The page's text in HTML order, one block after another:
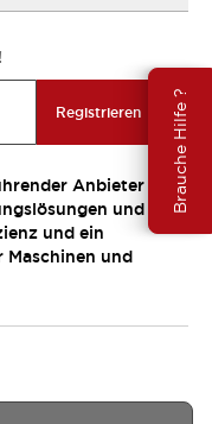
Brauche Hilfe ?
Registrieren
Anbieter
und
und ein
Maschinen und